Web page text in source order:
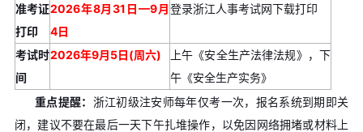
准考证
打印
2026年8月31日—9月
4日
登录浙江人事考试网下载打印
考试时
间
2026年9月5日(周六)
上午《安全生产法律法规》，下
午《安全生产实务》
重点提醒： 浙江初级注安师每年仅考一次，报名系统到期即关
闭，建议不要在最后一天下午扎堆操作，以免因网络拥堵或材料上